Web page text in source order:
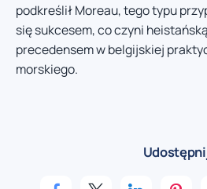
podkreślił Moreau, tego typu
się sukcesem, co czyni
precedensem w belgijskiej
morskiego.